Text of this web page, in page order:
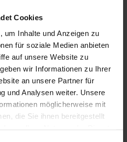
Cookies
um Inhalte und Anzeigen zu
für soziale Medien anbieten
auf unsere Website zu
wir Informationen zu Ihrer
an unsere Partner für
und Analysen weiter. Unsere
möglicherweise mit
die Sie ihnen bereitgestellt
für den Bau: DELTA Wels & Wien